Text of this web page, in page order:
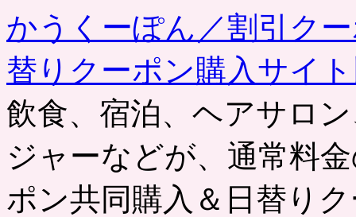
かうくーぽん／割引ク
替りクーポン購入サイ
飲食、宿泊、ヘアサロ
ジャーなどが、通常料
ポン共同購入＆日替り